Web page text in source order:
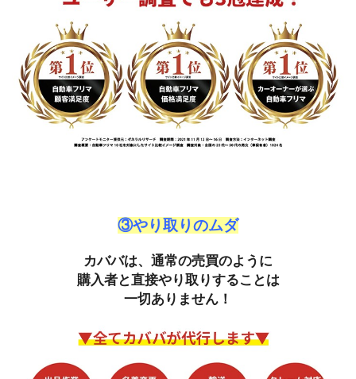
③やり取りのムダ
カババは、通常の売買のように
購入者と直接やり取りすることは
一切ありません！